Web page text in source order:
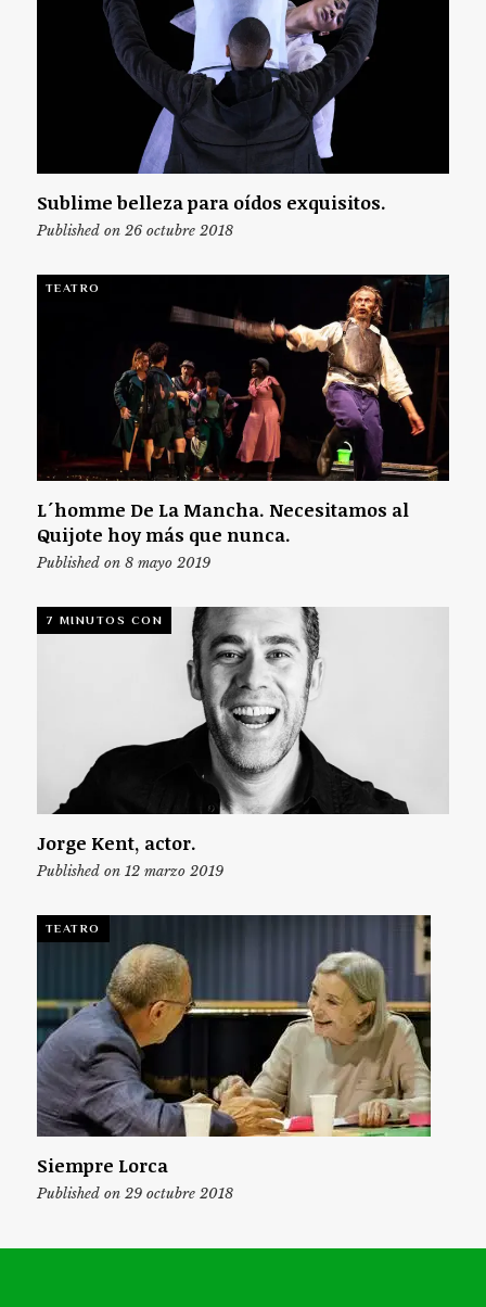
Sublime belleza para oídos exquisitos.
Published on 26 octubre 2018
TEATRO
L´homme De La Mancha. Necesitamos al
Quijote hoy más que nunca.
Published on 8 mayo 2019
7 MINUTOS CON
Jorge Kent, actor.
Published on 12 marzo 2019
TEATRO
Siempre Lorca
Published on 29 octubre 2018